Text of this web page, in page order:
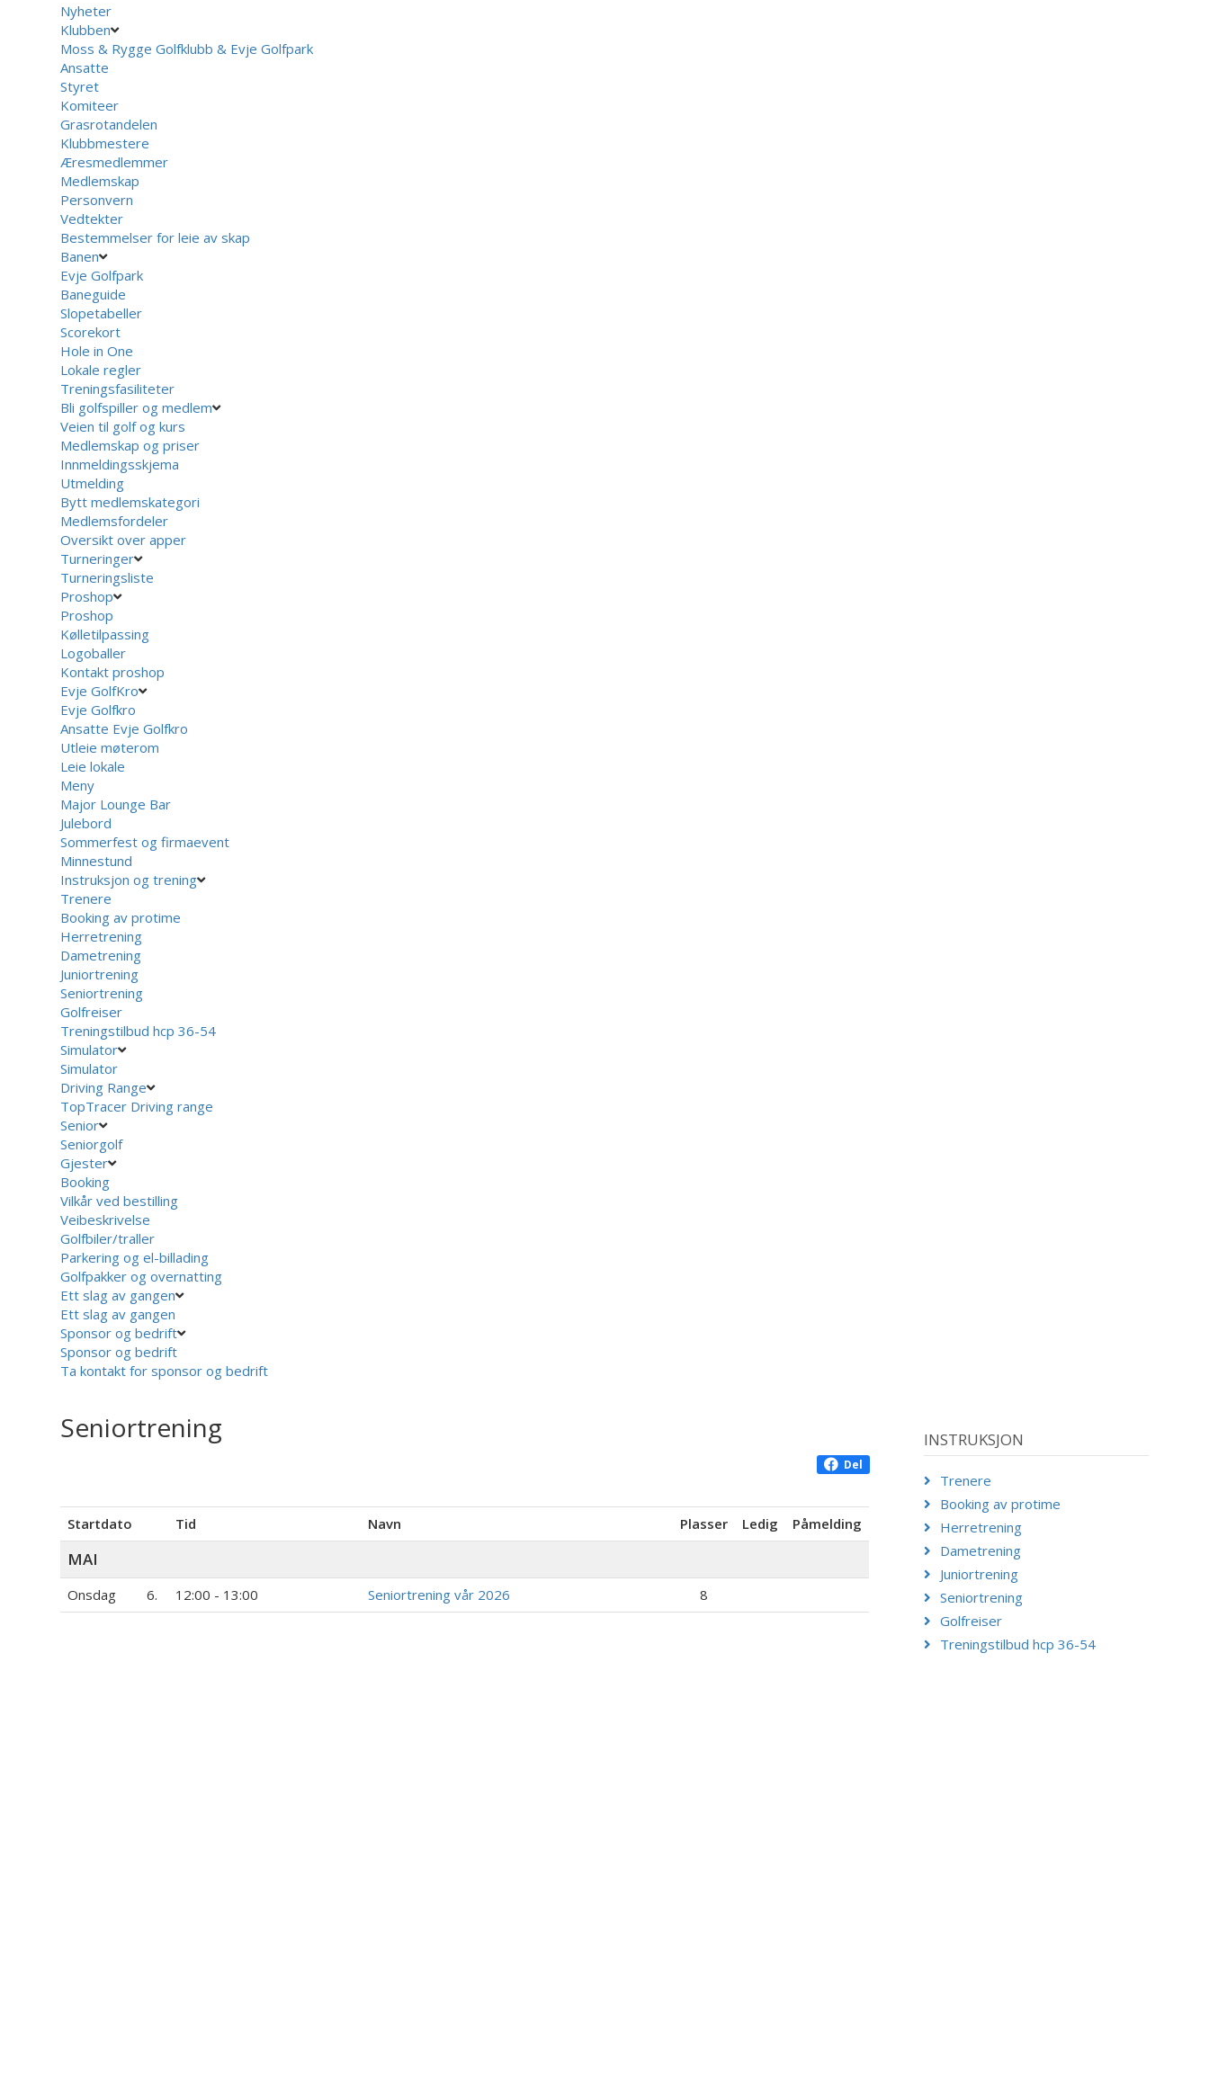
Nyheter
Klubben
Moss & Rygge Golfklubb & Evje Golfpark
Ansatte
Styret
Komiteer
Grasrotandelen
Klubbmestere
Æresmedlemmer
Medlemskap
Personvern
Vedtekter
Bestemmelser for leie av skap
Banen
Evje Golfpark
Baneguide
Slopetabeller
Scorekort
Hole in One
Lokale regler
Treningsfasiliteter
Bli golfspiller og medlem
Veien til golf og kurs
Medlemskap og priser
Innmeldingsskjema
Utmelding
Bytt medlemskategori
Medlemsfordeler
Oversikt over apper
Turneringer
Turneringsliste
Proshop
Proshop
Kølletilpassing
Logoballer
Kontakt proshop
Evje GolfKro
Evje Golfkro
Ansatte Evje Golfkro
Utleie møterom
Leie lokale
Meny
Major Lounge Bar
Julebord
Sommerfest og firmaevent
Minnestund
Instruksjon og trening
Trenere
Booking av protime
Herretrening
Dametrening
Juniortrening
Seniortrening
Golfreiser
Treningstilbud hcp 36-54
Simulator
Simulator
Driving Range
TopTracer Driving range
Senior
Seniorgolf
Gjester
Booking
Vilkår ved bestilling
Veibeskrivelse
Golfbiler/traller
Parkering og el-billading
Golfpakker og overnatting
Ett slag av gangen
Ett slag av gangen
Sponsor og bedrift
Sponsor og bedrift
Ta kontakt for sponsor og bedrift
Seniortrening
Del
Startdato Tid Navn Plasser Ledig Påmelding
MAI
Onsdag 6. 12:00 - 13:00 Seniortrening vår 2026 8
INSTRUKSJON
Trenere
Booking av protime
Herretrening
Dametrening
Juniortrening
Seniortrening
Golfreiser
Treningstilbud hcp 36-54